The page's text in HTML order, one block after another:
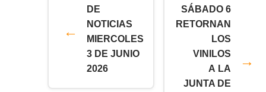
DE
NOTICIAS
MIERCOLES
3 DE JUNIO
2026
SÁBADO 6
RETORNAN
LOS
VINILOS
A LA
JUNTA DE